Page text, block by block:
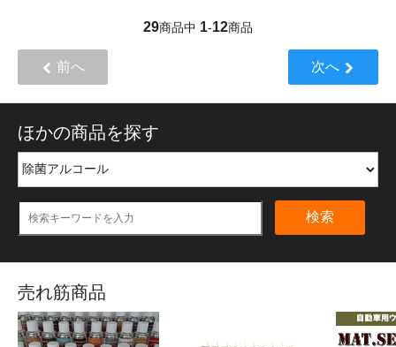
29商品中 1-12商品
前へ 次へ
ほかの商品を探す
検索
売れ筋商品